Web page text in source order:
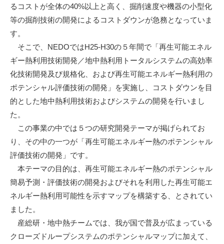
るコストが全体の40%以上と高く、掘削速度や機器の小型化
等の掘削技術の開発によるコストダウンが急務となっていま
す。
そこで、NEDOではH25-H30の５年間で「再生可能エネル
ギー熱利用技術開発／地中熱利用トータルシステムの高効率
化技術開発及び規格化、および再生可能エネルギー熱利用の
ポテンシャル評価技術の開発」を実施し、コストダウンを目
的とした地中熱利用技術およびシステムの開発を行いまし
た。
この事業の中では５つの研究開発テーマが掲げられてお
り、その中の一つが「再生可能エネルギー熱のポテンシャル
評価技術の開発」です。
本テーマの目的は、再生可能エネルギー熱のポテンシャル
簡易予測・評価技術の開発およびそれを利用した再生可能エ
ネルギー熱利用可能性を示すマップを構築する、とされてい
ました。
産総研・地中熱チームでは、我が国で普及が広まっている
クローズドループシステムのポテンシャルマップに加えて、